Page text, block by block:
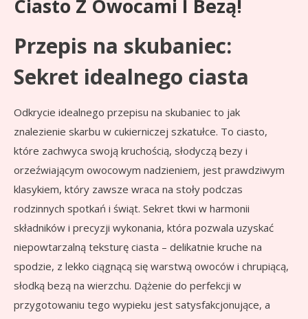
Ciasto Z Owocami I Bezą!
Przepis na skubaniec:
Sekret idealnego ciasta
Odkrycie idealnego przepisu na skubaniec to jak
znalezienie skarbu w cukierniczej szkatułce. To ciasto,
które zachwyca swoją kruchością, słodyczą bezy i
orzeźwiającym owocowym nadzieniem, jest prawdziwym
klasykiem, który zawsze wraca na stoły podczas
rodzinnych spotkań i świąt. Sekret tkwi w harmonii
składników i precyzji wykonania, która pozwala uzyskać
niepowtarzalną teksturę ciasta – delikatnie kruche na
spodzie, z lekko ciągnącą się warstwą owoców i chrupiącą,
słodką bezą na wierzchu. Dążenie do perfekcji w
przygotowaniu tego wypieku jest satysfakcjonujące, a